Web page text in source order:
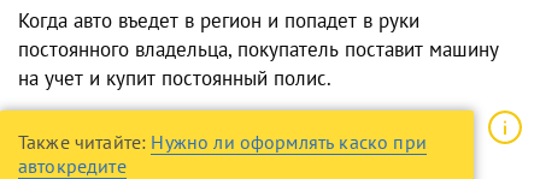
Когда авто въедет в регион и попадет в руки
постоянного владельца, покупатель поставит машину
на учет и купит постоянный полис.
Также читайте: Нужно ли оформлять каско при
автокредите